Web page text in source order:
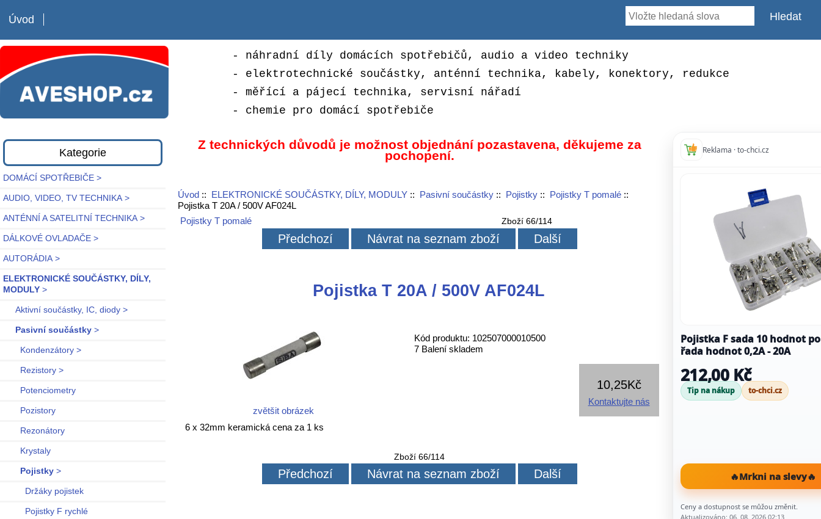
Úvod
- náhradní díly domácích spotřebičů, audio a video techniky
- elektrotechnické součástky, anténní technika, kabely, konektory, redukce
- měřící a pájecí technika, servisní nářadí
- chemie pro domácí spotřebiče
Kategorie
DOMÁCÍ SPOTŘEBIČE >
AUDIO, VIDEO, TV TECHNIKA >
ANTÉNNÍ A SATELITNÍ TECHNIKA >
DÁLKOVÉ OVLADAČE >
AUTORÁDIA >
ELEKTRONICKÉ SOUČÁSTKY, DÍLY,
MODULY >
Aktivní součástky, IC, diody >
Pasivní součástky >
Kondenzátory >
Rezistory >
Potenciometry
Pozistory
Rezonátory
Krystaly
Pojistky >
Držáky pojistek
Pojistky F rychlé
Z technických důvodů je možnost objednání pozastavena, děkujeme za
pochopení.
Úvod:: ELEKTRONICKÉ SOUČÁSTKY, DÍLY, MODULY:: Pasivní součástky:: Pojistky:: Pojistky T pomalé::
Pojistka T 20A / 500V AF024L
Pojistky T pomalé
Zboží 66/114
Předchozí Návrat na seznam zboží Další
Pojistka T 20A / 500V AF024L
zvětšit obrázek
Kód produktu: 102507000010500
7 Balení skladem
10,25Kč
Kontaktujte nás
6 x 32mm keramická cena za 1 ks
Zboží 66/114
Předchozí Návrat na seznam zboží Další
Reklama · to-chci.cz
Pojistka F sada 10 hodnot po
řada hodnot 0,2A - 20A
212,00 Kč
Tip na nákup to-chci.cz
🔥Mrkni na slevy🔥
Ceny a dostupnost se můžou změnit.
Aktualizováno: 06. 08. 2026 02:13